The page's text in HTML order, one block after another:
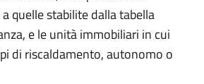
quelle stabilite dalla tabella
e le unità immobiliari in cui
di riscaldamento, autonomo o